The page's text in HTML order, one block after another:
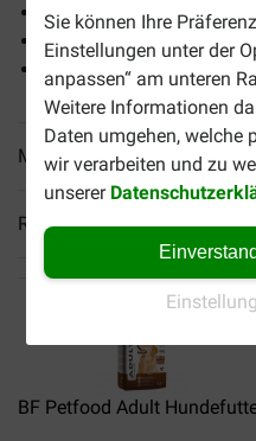
Sie können Ihre
Einstellungen unter der
anpassen“ am unteren
Weitere Informationen
Daten umgehen, welche
wir verarbeiten und zu
unserer
Körnerfrei
Reich an Lachs
Für eine optimale
Mehr Produktinfos
Reviews
BF Petfood Adult